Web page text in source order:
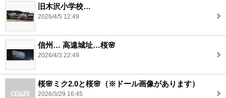
旧木沢小学校…
2026/4/5 12:49
信州… 高遠城址…桜🌸
2026/4/3 22:49
桜🌸ミク2.0と桜🌸（※ドール画像があります）
2026/3/29 16:45